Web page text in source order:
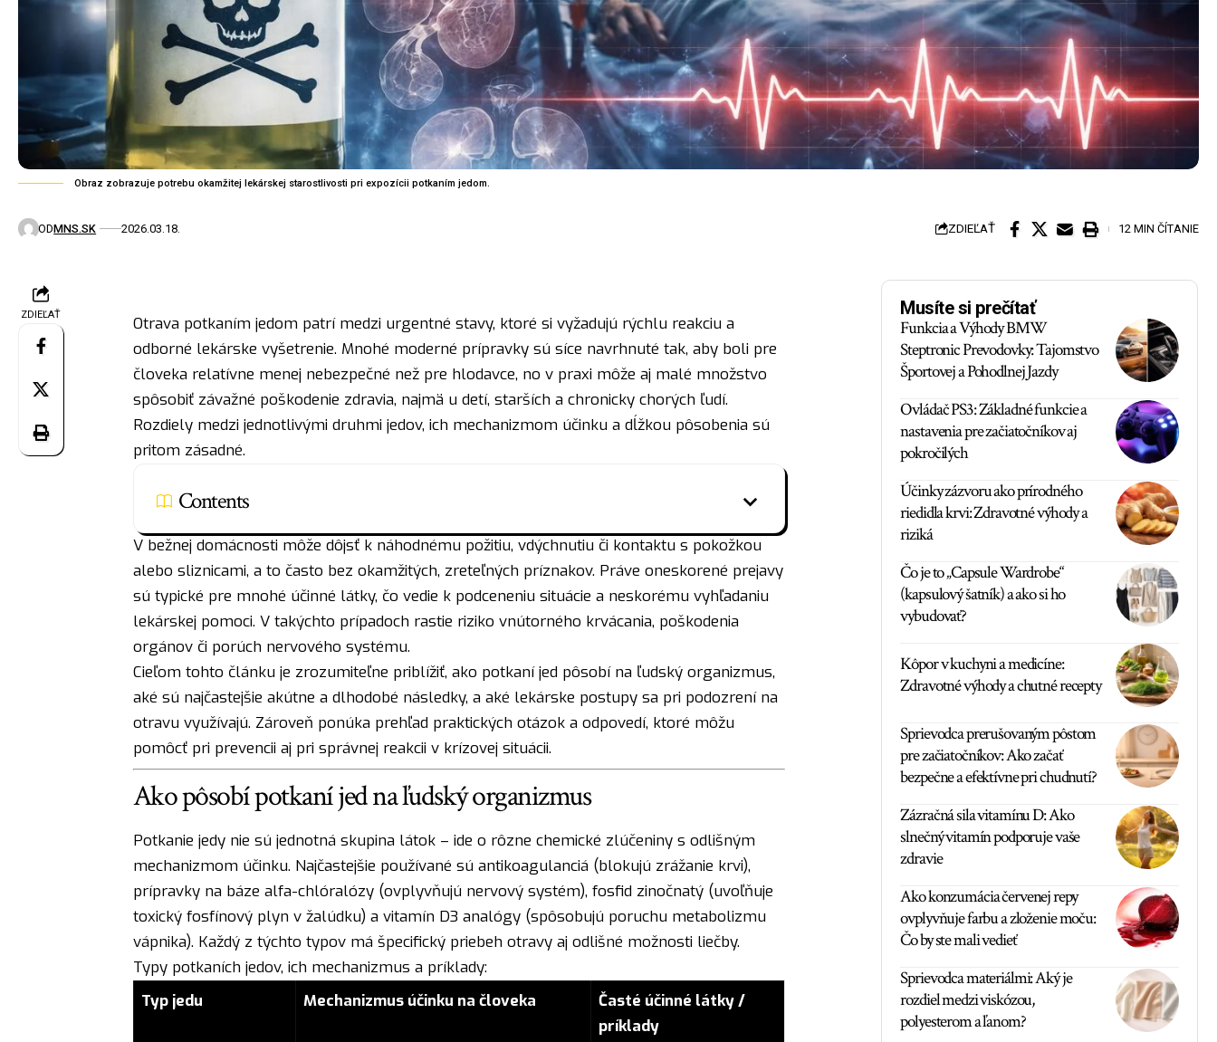
Obraz zobrazuje potrebu okamžitej lekárskej starostlivosti pri expozícii potkaním jedom.
ODMNS.SK 2026.03.18. ZDIEĽAŤ 12 MIN ČÍTANIE
ZDIEĽAŤ
Otrava potkaním jedom patrí medzi urgentné stavy, ktoré si vyžadujú rýchlu reakciu a
odborné lekárske vyšetrenie. Mnohé moderné prípravky sú síce navrhnuté tak, aby boli pre
človeka relatívne menej nebezpečné než pre hlodavce, no v praxi môže aj malé množstvo
spôsobiť závažné poškodenie zdravia, najmä u detí, starších a chronicky chorých ľudí.
Rozdiely medzi jednotlivými druhmi jedov, ich mechanizmom účinku a dĺžkou pôsobenia sú
pritom zásadné.
Contents
V bežnej domácnosti môže dôjsť k náhodnému požitiu, vdýchnutiu či kontaktu s pokožkou
alebo sliznicami, a to často bez okamžitých, zreteľných príznakov. Práve oneskorené prejavy
sú typické pre mnohé účinné látky, čo vedie k podceneniu situácie a neskorému vyhľadaniu
lekárskej pomoci. V takýchto prípadoch rastie riziko vnútorného krvácania, poškodenia
orgánov či porúch nervového systému.
Cieľom tohto článku je zrozumiteľne priblížiť, ako potkaní jed pôsobí na ľudský organizmus,
aké sú najčastejšie akútne a dlhodobé následky, a aké lekárske postupy sa pri podozrení na
otravu využívajú. Zároveň ponúka prehľad praktických otázok a odpovedí, ktoré môžu
pomôcť pri prevencii aj pri správnej reakcii v krízovej situácii.
Ako pôsobí potkaní jed na ľudský organizmus
Potkanie jedy nie sú jednotná skupina látok – ide o rôzne chemické zlúčeniny s odlišným
mechanizmom účinku. Najčastejšie používané sú antikoagulanciá (blokujú zrážanie krvi),
prípravky na báze alfa-chlóralózy (ovplyvňujú nervový systém), fosfid zinočnatý (uvoľňuje
toxický fosfínový plyn v žalúdku) a vitamín D3 analógy (spôsobujú poruchu metabolizmu
vápnika). Každý z týchto typov má špecifický priebeh otravy aj odlišné možnosti liečby.
Typy potkaních jedov, ich mechanizmus a príklady:
Typ jedu
Mechanizmus účinku na človeka
Časté účinné látky /
príklady
Musíte si prečítať
Funkcia a Výhody BMW
Steptronic Prevodovky: Tajomstvo
Športovej a Pohodlnej Jazdy
Ovládač PS3: Základné funkcie a
nastavenia pre začiatočníkov aj
pokročilých
Účinky zázvoru ako prírodného
riedidla krvi: Zdravotné výhody a
riziká
Čo je to „Capsule Wardrobe“
(kapsulový šatník) a ako si ho
vybudovať?
Kôpor v kuchyni a medicíne:
Zdravotné výhody a chutné recepty
Sprievodca prerušovaným pôstom
pre začiatočníkov: Ako začať
bezpečne a efektívne pri chudnutí?
Zázračná sila vitamínu D: Ako
slnečný vitamín podporuje vaše
zdravie
Ako konzumácia červenej repy
ovplyvňuje farbu a zloženie moču:
Čo by ste mali vedieť
Sprievodca materiálmi: Aký je
rozdiel medzi viskózou,
polyesterom a ľanom?